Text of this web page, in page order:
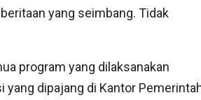
yang seimbang. Tidak
program yang dilaksanakan
yang dipajang di Kantor